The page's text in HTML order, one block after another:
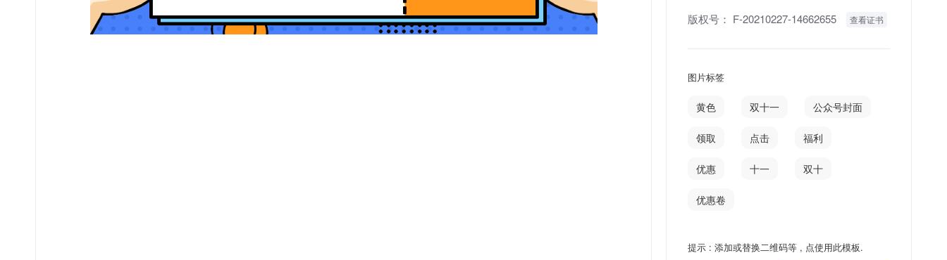
版权号： F-20210227-14662655 查看证书
图片标签
黄色 双十一 公众号封面
领取 点击 福利
优惠 十一 双十
优惠卷
提示 : 添加或替换二维码等 , 点使用此模板.